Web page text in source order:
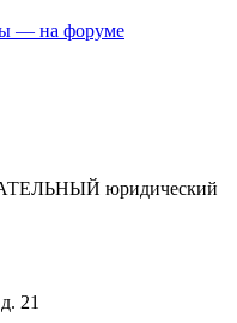
— на форуме
юридический
21